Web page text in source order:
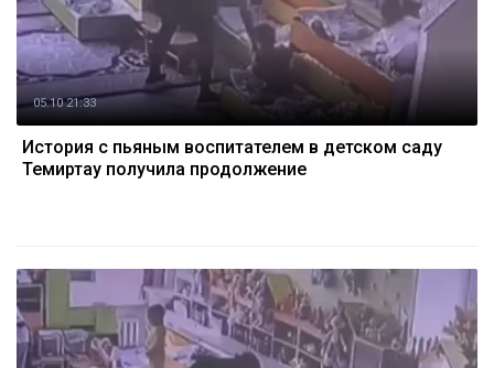
05.10 21:33
История с пьяным воспитателем в детском саду
Темиртау получила продолжение